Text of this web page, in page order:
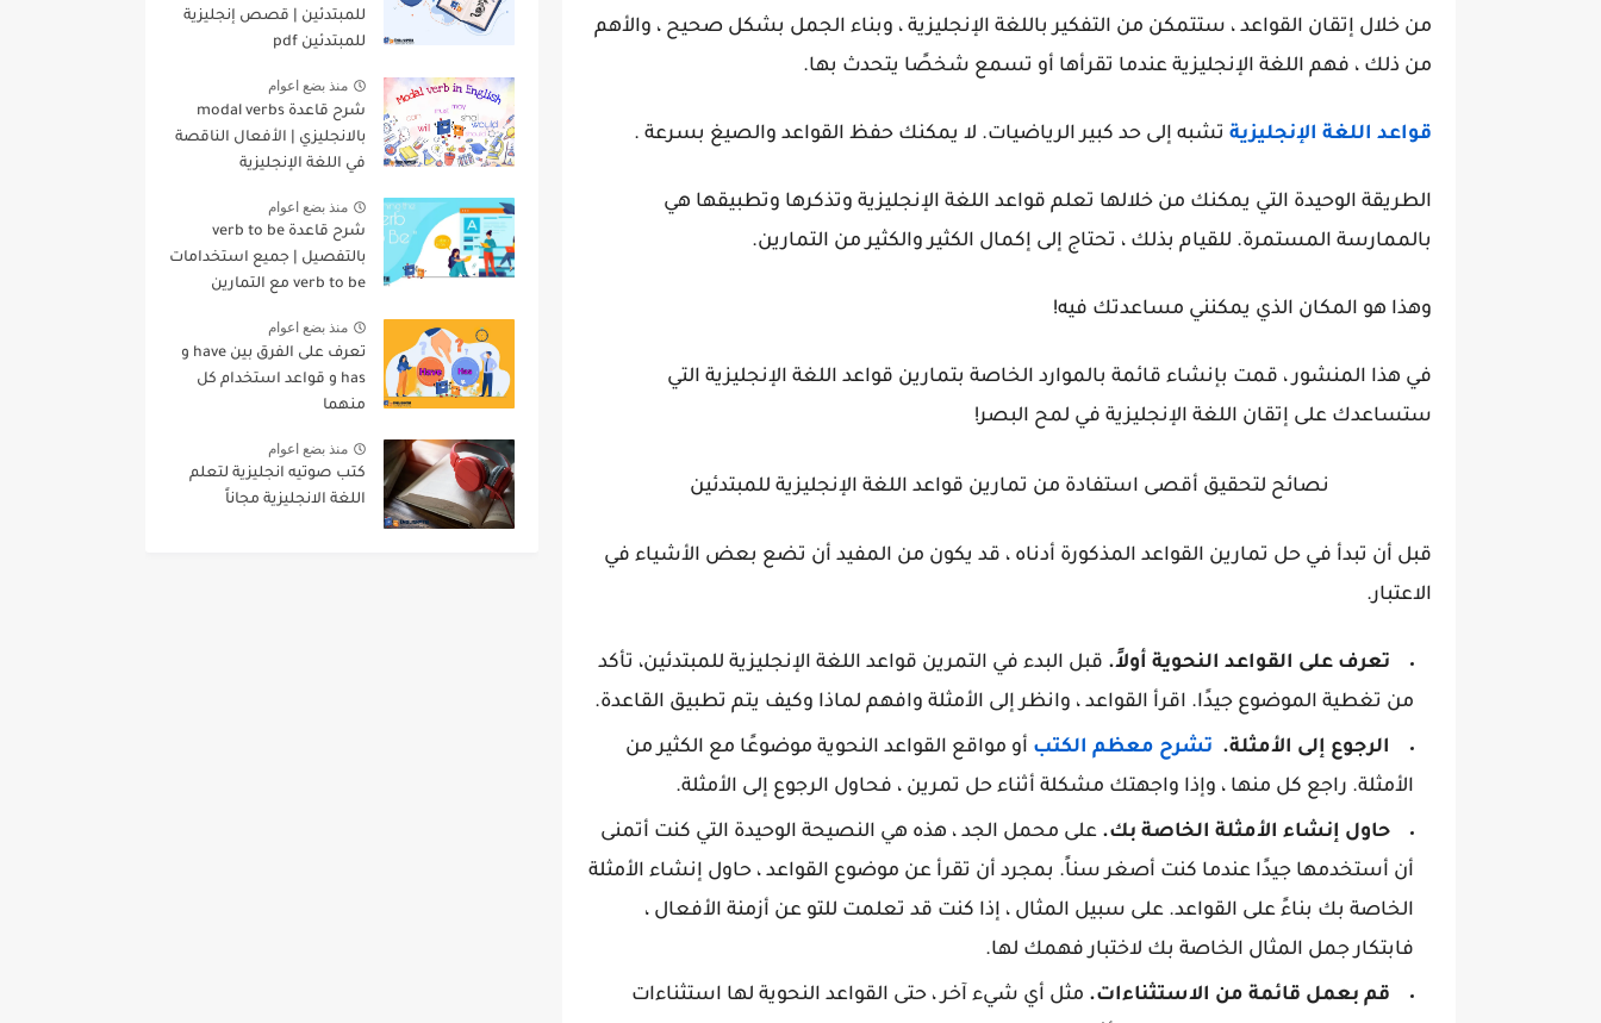
من خلال إتقان القواعد ، ستتمكن من التفكير باللغة الإنجليزية ، وبناء الجمل بشكل صحيح ، والأهم
من ذلك ، فهم اللغة الإنجليزية عندما تقرأها أو تسمع شخصًا يتحدث بها.
قواعد اللغة الإنجليزية تشبه إلى حد كبير الرياضيات. لا يمكنك حفظ القواعد والصيغ بسرعة .
الطريقة الوحيدة التي يمكنك من خلالها تعلم قواعد اللغة الإنجليزية وتذكرها وتطبيقها هي
بالممارسة المستمرة. للقيام بذلك ، تحتاج إلى إكمال الكثير والكثير من التمارين.
وهذا هو المكان الذي يمكنني مساعدتك فيه!
في هذا المنشور ، قمت بإنشاء قائمة بالموارد الخاصة بتمارين قواعد اللغة الإنجليزية التي
ستساعدك على إتقان اللغة الإنجليزية في لمح البصر!
نصائح لتحقيق أقصى استفادة من تمارين قواعد اللغة الإنجليزية للمبتدئين
قبل أن تبدأ في حل تمارين القواعد المذكورة أدناه ، قد يكون من المفيد أن تضع بعض الأشياء في
الاعتبار.
تعرف على القواعد النحوية أولاً. قبل البدء في التمرين قواعد اللغة الإنجليزية للمبتدئين، تأكد
من تغطية الموضوع جيدًا. اقرأ القواعد ، وانظر إلى الأمثلة وافهم لماذا وكيف يتم تطبيق القاعدة.
الرجوع إلى الأمثلة. تشرح معظم الكتب أو مواقع القواعد النحوية موضوعًا مع الكثير من
الأمثلة. راجع كل منها ، وإذا واجهتك مشكلة أثناء حل تمرين ، فحاول الرجوع إلى الأمثلة.
حاول إنشاء الأمثلة الخاصة بك. على محمل الجد ، هذه هي النصيحة الوحيدة التي كنت أتمنى
أن أستخدمها جيدًا عندما كنت أصغر سناً. بمجرد أن تقرأ عن موضوع القواعد ، حاول إنشاء الأمثلة
الخاصة بك بناءً على القواعد. على سبيل المثال ، إذا كنت قد تعلمت للتو عن أزمنة الأفعال ،
فابتكار جمل المثال الخاصة بك لاختبار فهمك لها.
قم بعمل قائمة من الاستثناءات. مثل أي شيء آخر ، حتى القواعد النحوية لها استثناءات
للمبتدئين | قصص إنجليزية
للمبتدئين pdf
منذ بضع اعوام
شرح قاعدة modal verbs
بالانجليزي | الأفعال الناقصة
في اللغة الإنجليزية
منذ بضع اعوام
شرح قاعدة verb to be
بالتفصيل | جميع استخدامات
verb to be مع التمارين
منذ بضع اعوام
تعرف على الفرق بين have و
has و قواعد استخدام كل
منهما
منذ بضع اعوام
كتب صوتيه انجليزية لتعلم
اللغة الانجليزية مجاناً